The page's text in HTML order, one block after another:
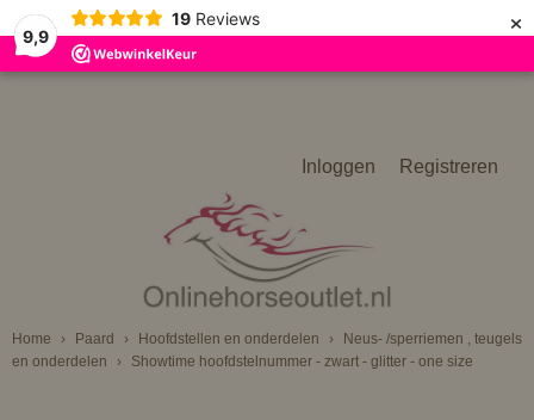
9,9
19 Reviews ×
Inloggen Registreren
Home › Paard › Hoofdstellen en onderdelen ›
Neus- /sperriemen , teugels
en onderdelen
› Showtime hoofdstelnummer - zwart - glitter - one size